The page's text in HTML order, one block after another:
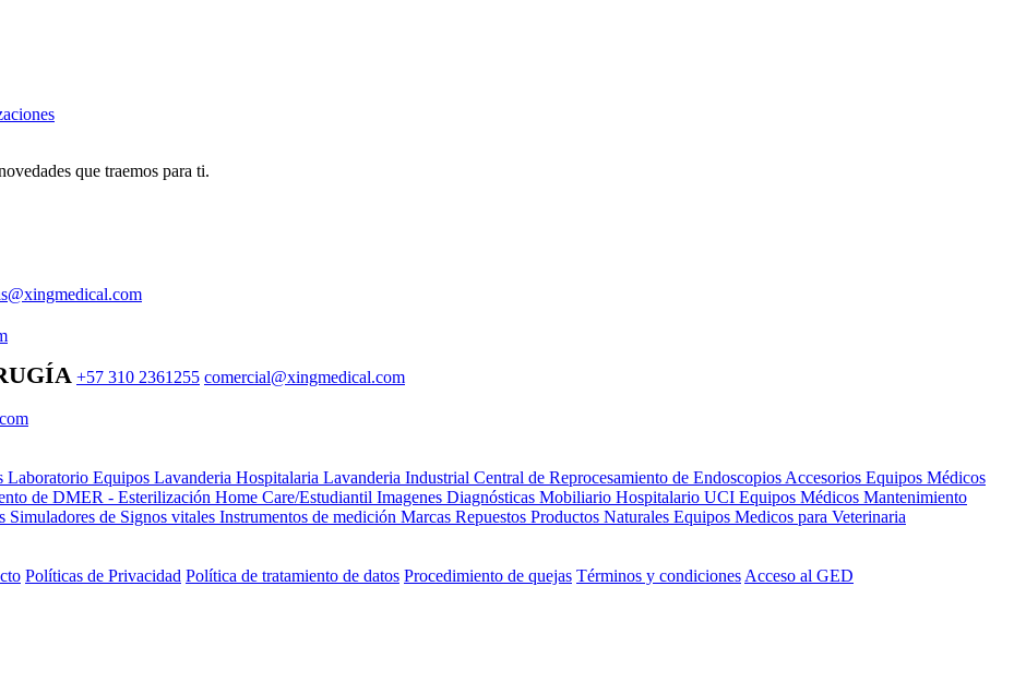
que traemos para ti.
+57 310 2361255 comercial@xingmedical.com
Laboratorio Equipos Lavanderia Hospitalaria Lavanderia Industrial Central de Reprocesamiento de Endoscopios Accesorios Equipos Médicos
de DMER - Esterilización Home Care/Estudiantil Imagenes Diagnósticas Mobiliario Hospitalario UCI Equipos Médicos Mantenimiento
Simuladores de Signos vitales Instrumentos de medición Marcas Repuestos Productos Naturales Equipos Medicos para Veterinaria
Políticas de Privacidad Política de tratamiento de datos Procedimiento de quejas Términos y condiciones Acceso al GED